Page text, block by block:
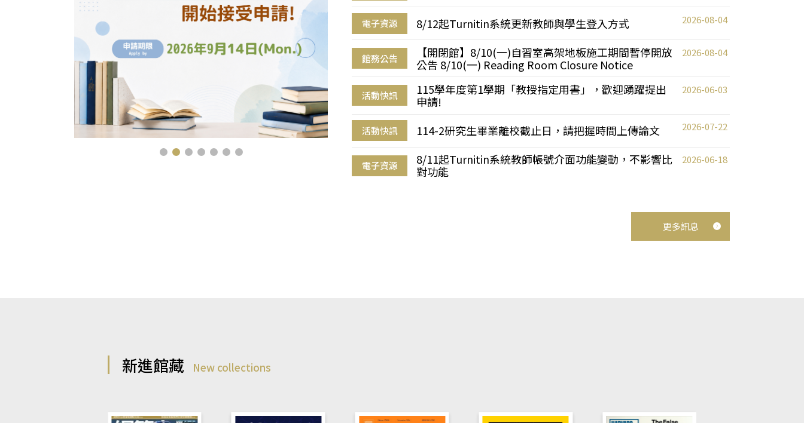
電子資源 8/12起Turnitin系統更新教師與學生登入方式 2026-08-04
館務公告
【開閉館】8/10(一)自習室高架地板施工期間暫停開放
公告 8/10(一) Reading Room Closure Notice
2026-08-04
活動快訊
115學年度第1學期「教授指定用書」，歡迎踴躍提出
申請!
2026-06-03
活動快訊 114-2研究生畢業離校截止日，請把握時間上傳論文 2026-07-22
電子資源
8/11起Turnitin系統教師帳號介面功能變動，不影響比
對功能
2026-06-18
更多訊息
新進館藏 New collections